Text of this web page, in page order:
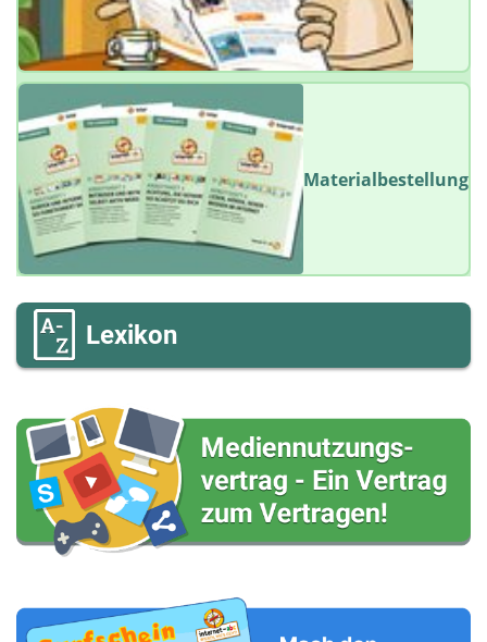
Materialbestellung
Lexikon